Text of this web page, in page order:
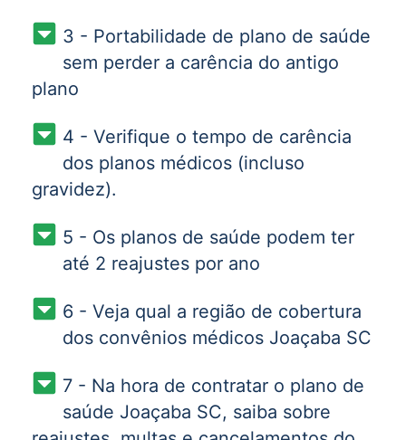
3 - Portabilidade de plano de saúde
sem perder a carência do antigo
plano
4 - Verifique o tempo de carência
dos planos médicos (incluso
gravidez).
5 - Os planos de saúde podem ter
até 2 reajustes por ano
6 - Veja qual a região de cobertura
dos convênios médicos Joaçaba SC
7 - Na hora de contratar o plano de
saúde Joaçaba SC, saiba sobre